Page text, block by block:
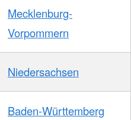
Mecklenburg-
Vorpommern
Niedersachsen
Baden-Württemberg